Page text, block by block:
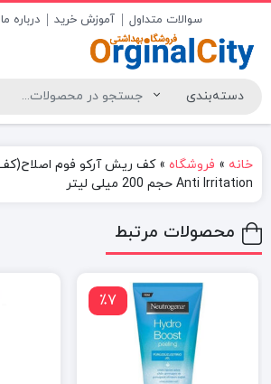
سوالات متداول آموزش خرید درباره ما
خانه » فروشگاه »
Anti Irritation حجم 200 میلی لیتر
محصولات مرتبط
٪7